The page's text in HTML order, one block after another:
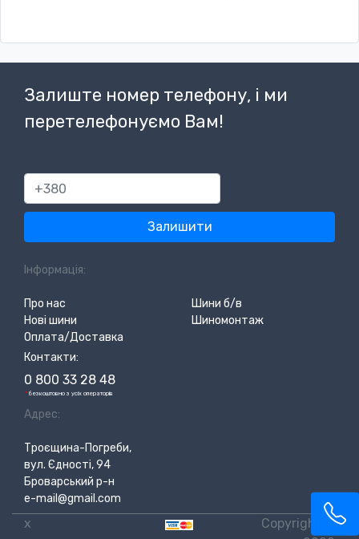
Залиште номер телефону, і ми
перетелефонуємо Вам!
380
Залишити
Інформація:
Про нас
Шини б/в
Нові шини
Шиномонтаж
Оплата/Доставка
Контакти:
0 800 33 28 48
*безкоштовно з усіх операторів
Адрес:
Троєщина-Погреби,
вул. Єдності, 94
Броварський р-н
e-mail@gmail.com
x
Copyright ©